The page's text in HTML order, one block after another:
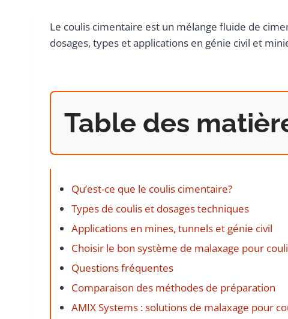
Le coulis cimentaire est un mélange fluide de
dosages, types et applications en génie civil et
Table des
Qu’est-ce que le coulis cimentaire?
Types de coulis et dosages techniques
Applications en mines, tunnels et génie civil
Choisir le bon système de malaxage pour
Questions fréquentes
Comparaison des méthodes de préparation
AMIX Systems : solutions de malaxage pour